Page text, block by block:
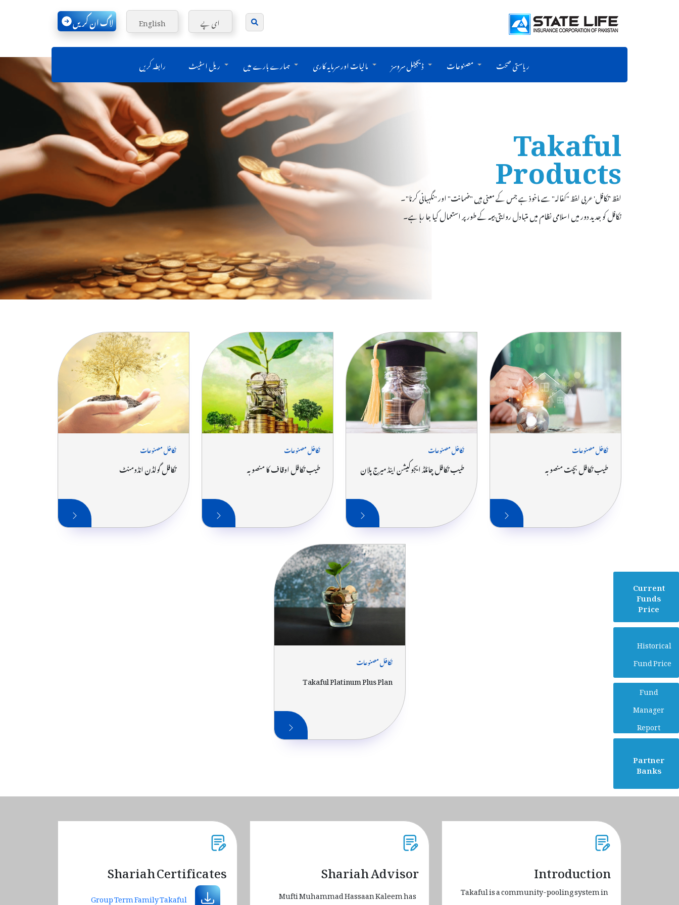
ای پے English لاگ ان کریں
ریاستی صحت مصنوعات ڈیجیٹل سروسز مالیات اور سرمایہ کاری ہمارے بارے میں ریل اسٹیٹ رابطہ کریں
Takaful
Products
لفظ 'تکافل' عربی لفظ "کفالہ" سے ماخوذ ہے جس کے معنی ہیں "ضمانت" اور "نگہبانی کرنا"۔
تکافل کو جدید دور میں اسلامی نظام میں متبادل روایتی بیمہ کے طور پر استعمال کیا جا رہا ہے۔
تکافل مصنوعات
طیب تکافل بچت منصوبہ
تکافل مصنوعات
طیب تکافل چائلڈ ایجوکیشن اینڈ میرج پلان
تکافل مصنوعات
طیب تکافل اوقاف کا منصوبہ
تکافل مصنوعات
تکافل گولڈن انڈومنٹ
تکافل مصنوعات
Takaful Platinum Plus Plan
Introduction
Takaful is a community-pooling system in
Shariah Advisor
Mufti Muhammad Hassaan Kaleem has
Shariah Certificates
Group Term Family Takaful
Current
Funds
Price
Historical
Fund Price
Fund
Manager
Report
Partner
Banks